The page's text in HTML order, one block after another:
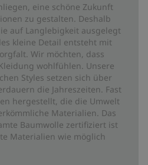
eine schöne Zukunft
zu gestalten. Deshalb
auf Langlebigkeit ausgelegt
kleine Detail entsteht mit
Wir möchten, dass
wohlfühlen. Unsere
Styles setzen sich über
die Jahreszeiten. Fast
hergestellt, die die Umwelt
Materialien. Das
Baumwolle zertifiziert ist
Materialien wie möglich